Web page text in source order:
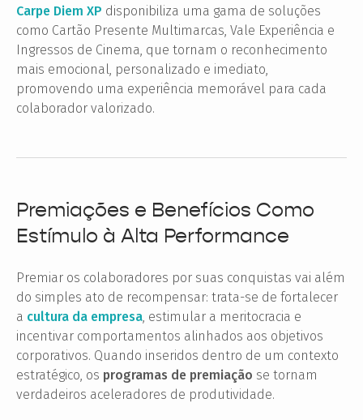
Carpe Diem XP disponibiliza uma gama de soluções
como Cartão Presente Multimarcas, Vale Experiência e
Ingressos de Cinema, que tornam o reconhecimento
mais emocional, personalizado e imediato,
promovendo uma experiência memorável para cada
colaborador valorizado.
Premiações e Benefícios Como
Estímulo à Alta Performance
Premiar os colaboradores por suas conquistas vai além
do simples ato de recompensar: trata-se de fortalecer
a cultura da empresa, estimular a meritocracia e
incentivar comportamentos alinhados aos objetivos
corporativos. Quando inseridos dentro de um contexto
estratégico, os programas de premiação se tornam
verdadeiros aceleradores de produtividade.